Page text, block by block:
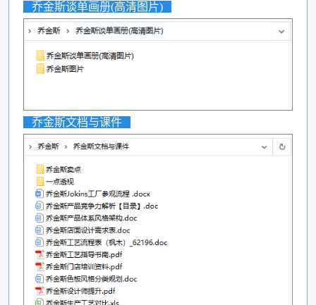
乔金斯谈单画册(高清图片)
乔金斯文档与课件